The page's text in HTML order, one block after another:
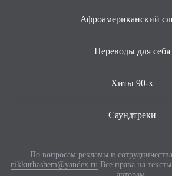
Афроамериканский
Переводы для себя
Хиты 90-х
Саундтреки
По вопросам рекламы и
nikkurhashem@yandex.ruВсе права на